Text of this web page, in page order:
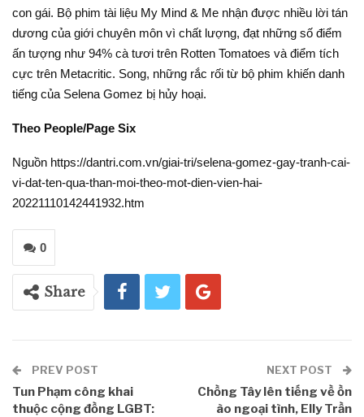
con gái. Bộ phim tài liệu My Mind & Me nhận được nhiều lời tán
dương của giới chuyên môn vì chất lượng, đạt những số điểm
ấn tượng như 94% cà tươi trên Rotten Tomatoes và điểm tích
cực trên Metacritic. Song, những rắc rối từ bộ phim khiến danh
tiếng của Selena Gomez bị hủy hoại.
Theo People/Page Six
Nguồn https://dantri.com.vn/giai-tri/selena-gomez-gay-tranh-cai-
vi-dat-ten-qua-than-moi-theo-mot-dien-vien-hai-
20221110142441932.htm
0
Share
PREV POST
Tun Phạm công khai
thuộc cộng đồng LGBT:
NEXT POST
Chồng Tây lên tiếng về ồn
ào ngoại tình, Elly Trần